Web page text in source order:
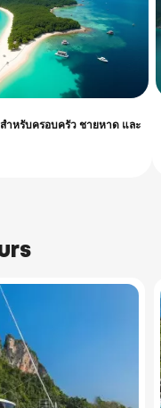
ำหรับครอบครัว ชายหาด และ